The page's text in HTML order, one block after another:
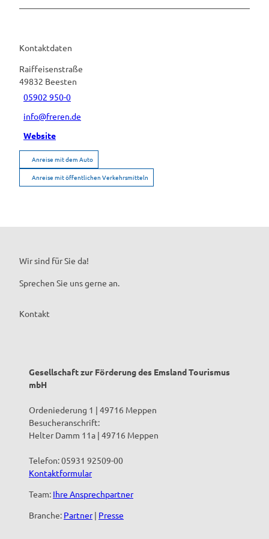
Kontaktdaten
Raiffeisenstraße
49832 Beesten
05902 950-0
info@freren.de
Website
Anreise mit dem Auto
Anreise mit öffentlichen Verkehrsmitteln
Wir sind für Sie da!
Sprechen Sie uns gerne an.
Kontakt
Gesellschaft zur Förderung des Emsland Tourismus
mbH
Ordeniederung 1 | 49716 Meppen
Besucheranschrift:
Helter Damm 11a | 49716 Meppen
Telefon: 05931 92509-00
Kontaktformular
Team: Ihre Ansprechpartner
Branche: Partner| Presse